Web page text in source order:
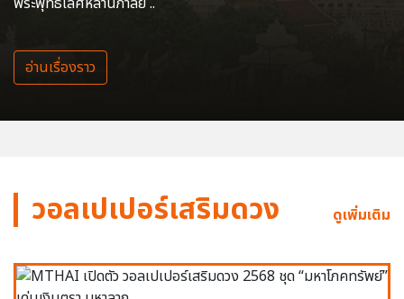
อ่านเรื่องราว
วอลเปเปอร์เสริมดวง ดูเพิ่มเติม